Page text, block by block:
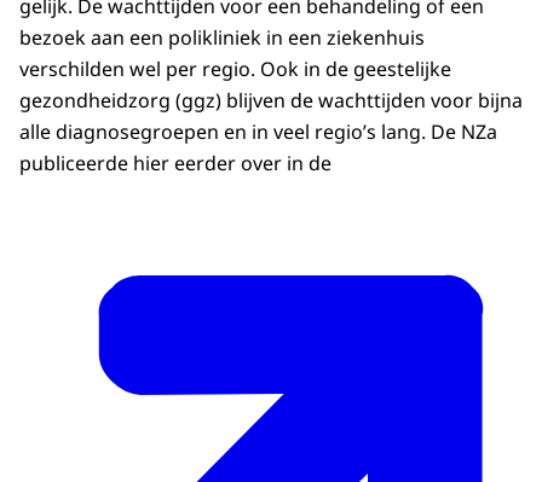
gelijk. De wachttijden voor een behandeling of een
bezoek aan een polikliniek in een ziekenhuis
verschilden wel per regio. Ook in de geestelijke
gezondheidzorg (ggz) blijven de wachttijden voor bijna
alle diagnosegroepen en in veel regio’s lang. De NZa
publiceerde hier eerder over in de